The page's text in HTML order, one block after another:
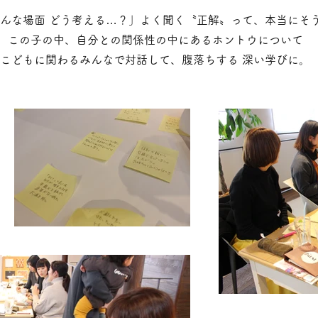
な場面 どう考える…？」
よく聞く〝正解〟って、本当にそ
この子の中、自分との関係性の中にあるホントウについて
こどもに関わるみんなで対話して、腹落ちする 深い学びに。